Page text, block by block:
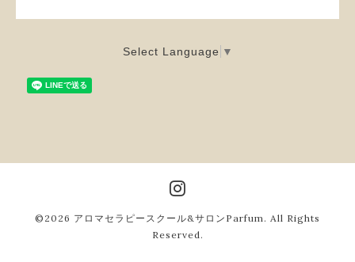
Select Language ▼
©2026 アロマセラピースクール&サロンParfum . All Rights
Reserved.